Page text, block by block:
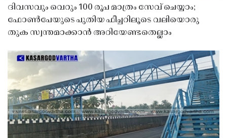
ദിവസവും വെറും 100 രൂപ മാത്രം സേവ് ചെയ്യാം;
ഫോൺപേയുടെ പുതിയ ഫീച്ചറിലൂടെ വലിയൊരു
തുക സ്വന്തമാക്കാൻ അറിയേണ്ടതെല്ലാം